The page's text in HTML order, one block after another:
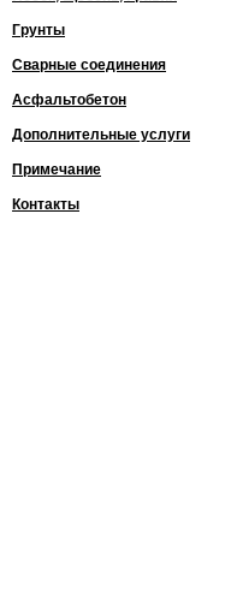
Грунты
Сварные соединения
Асфальтобетон
Дополнительные услуги
Примечание
Контакты